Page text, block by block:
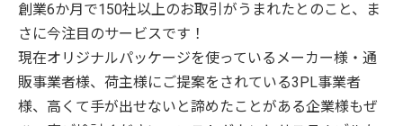
創業6か月で150社以上のお取引がうまれたとのこと、ま
さに今注目のサービスです！
現在オリジナルパッケージを使っているメーカー様・通
販事業者様、荷主様にご提案をされている3PL事業者
様、高くて手が出せないと諦めたことがある企業様もぜ